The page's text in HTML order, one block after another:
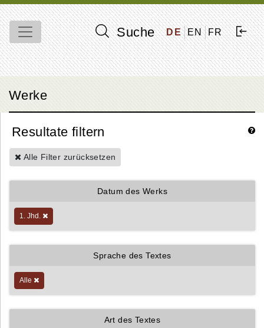
Suche DE EN FR
Werke
Resultate filtern
Alle Filter zurücksetzen
Datum des Werks
1. Jhd.
Sprache des Textes
Alle
Art des Textes